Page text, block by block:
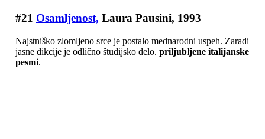
#21 Osamljenost, Laura Pausini, 1993
Najstniško zlomljeno srce je postalo mednarodni uspeh. Zaradi
jasne dikcije je odlično študijsko delo. priljubljene italijanske
pesmi.